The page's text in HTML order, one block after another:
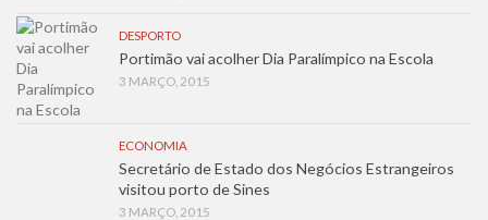
DESPORTO
Portimão vai acolher Dia Paralímpico na Escola
3 MARÇO, 2015
ECONOMIA
Secretário de Estado dos Negócios Estrangeiros
visitou porto de Sines
3 MARÇO, 2015